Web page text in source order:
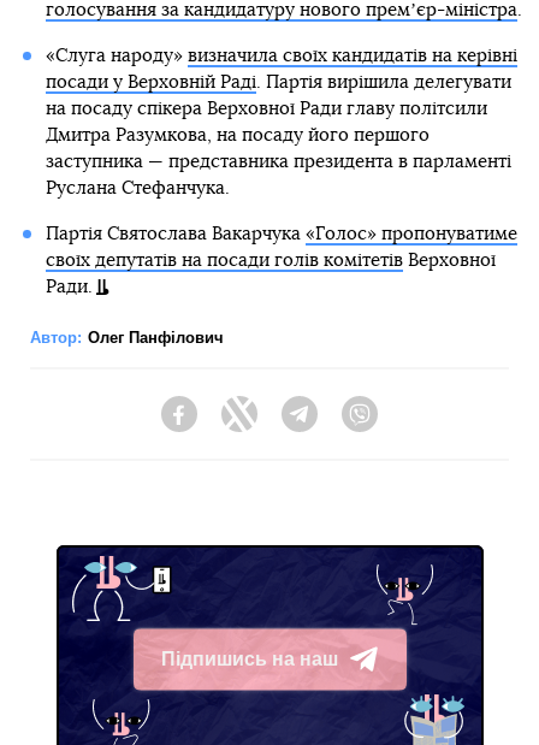
голосування за кандидатуру нового премʼєр-міністра.
«Слуга народу» визначила своїх кандидатів на керівні
посади у Верховній Раді. Партія вирішила делегувати
на посаду спікера Верховної Ради главу політсили
Дмитра Разумкова, на посаду його першого
заступника — представника президента в парламенті
Руслана Стефанчука.
Партія Святослава Вакарчука «Голос» пропонуватиме
своїх депутатів на посади голів комітетівВерховної
Ради.
Автор: Олег Панфілович
FacebookTwitter Telegram
Підпишись на наш
Telegram